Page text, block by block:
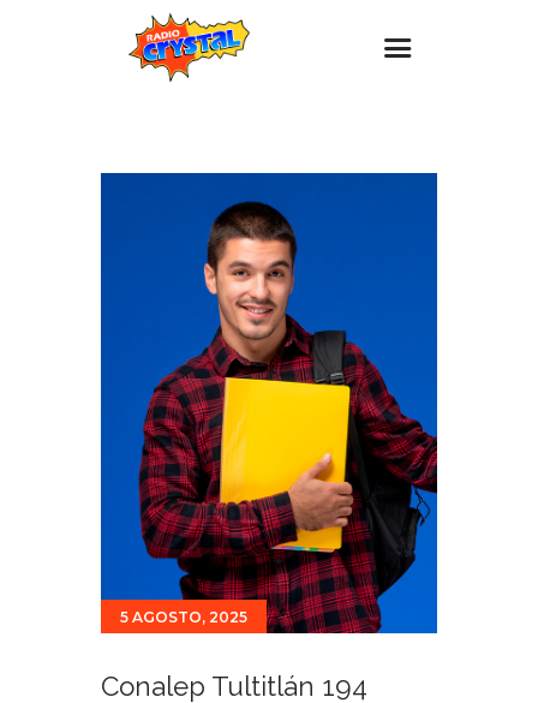
Promociones
Contacto
5 AGOSTO, 2025
Conalep Tultitlán 194